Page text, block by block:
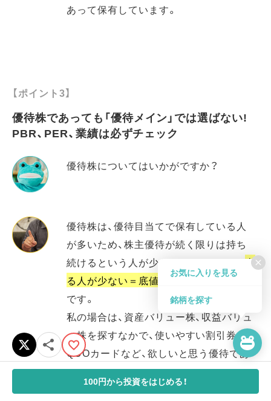
あって保有しています。
【ポイント3】
優待株であっても「優待メイン」では選ばない!
PBR、PER、業績は必ずチェック
優待株についてはいかがですか？
優待株は、優待目当てで保有している人
が多いため、株主優待が続く限りは持ち
続けるという人が少なくない。つまり、売
る人が少ない＝底値が固いのがメリット
です。
私の場合は、資産バリュー株、収益バリュ
ー株を探すなかで、使いやすい割引券や
QUOカードなど、欲しいと思う優待であ
れば買う、というスタンスです。
100円から投資をはじめる！
close
お気に入りを見る
銘柄を探す